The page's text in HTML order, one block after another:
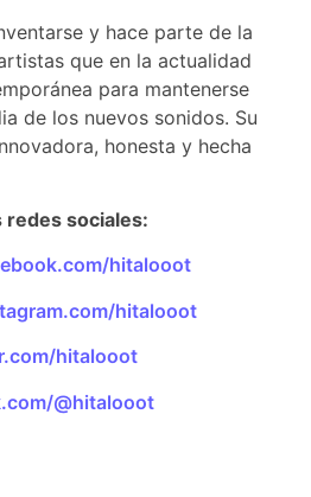
y hace parte de la
que en la actualidad
para mantenerse
de los nuevos sonidos. Su
honesta y hecha
redes sociales:
hitalooot
hitalooot
hitalooot
@hitalooot